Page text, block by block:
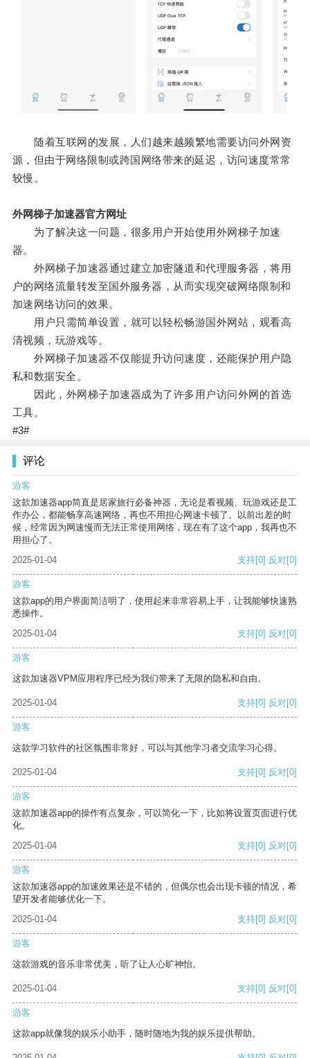
随着互联网的发展，人们越来越频繁地需要访问外网资
源，但由于网络限制或跨国网络带来的延迟，访问速度常常
较慢。
外网梯子加速器官方网址
为了解决这一问题，很多用户开始使用外网梯子加速
器。
外网梯子加速器通过建立加密隧道和代理服务器，将用
户的网络流量转发至国外服务器，从而实现突破网络限制和
加速网络访问的效果。
用户只需简单设置，就可以轻松畅游国外网站，观看高
清视频，玩游戏等。
外网梯子加速器不仅能提升访问速度，还能保护用户隐
私和数据安全。
因此，外网梯子加速器成为了许多用户访问外网的首选
工具。
#3#
评论
游客
这款加速器app简直是居家旅行必备神器，无论是看视频、玩游戏还是工
作办公，都能畅享高速网络，再也不用担心网速卡顿了。以前出差的时
候，经常因为网速慢而无法正常使用网络，现在有了这个app，我再也不
用担心了。
2025-01-04
支持[0] 反对[0]
游客
这款app的用户界面简洁明了，使用起来非常容易上手，让我能够快速熟
悉操作。
2025-01-04
支持[0] 反对[0]
游客
这款加速器VPM应用程序已经为我们带来了无限的隐私和自由。
2025-01-04 支持[0] 反对[0]
游客
这款学习软件的社区氛围非常好，可以与其他学习者交流学习心得。
2025-01-04 支持[0] 反对[0]
游客
这款加速器app的操作有点复杂，可以简化一下，比如将设置页面进行优
化。
2025-01-04
支持[0] 反对[0]
游客
这款加速器app的加速效果还是不错的，但偶尔也会出现卡顿的情况，希
望开发者能够优化一下。
2025-01-04
支持[0] 反对[0]
游客
这款游戏的音乐非常优美，听了让人心旷神怡。
2025-01-04 支持[0] 反对[0]
游客
这款app就像我的娱乐小助手，随时随地为我的娱乐提供帮助。